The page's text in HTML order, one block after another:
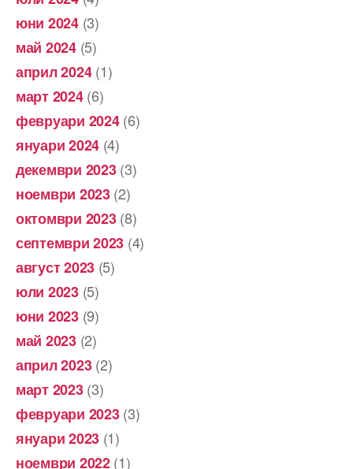
юни 2024(3)
май 2024(5)
април 2024(1)
март 2024(6)
февруари 2024(6)
януари 2024 (4)
декември 2023(3)
ноември 2023(2)
октомври 2023(8)
септември 2023 (4)
август 2023 (5)
юли 2023(5)
юни 2023(9)
май 2023(2)
април 2023(2)
март 2023(3)
февруари 2023(3)
януари 2023 (1)
ноември 2022(1)